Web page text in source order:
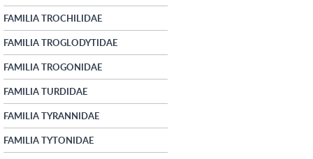
FAMILIA TROCHILIDAE
FAMILIA TROGLODYTIDAE
FAMILIA TROGONIDAE
FAMILIA TURDIDAE
FAMILIA TYRANNIDAE
FAMILIA TYTONIDAE